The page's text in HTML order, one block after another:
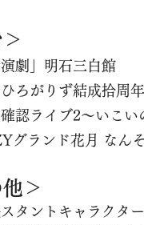
演劇」明石三白館
ひろがりず結成拾周
確認ライブ2～いこ
グランド花月 なん
＞
スタントキャラクタ